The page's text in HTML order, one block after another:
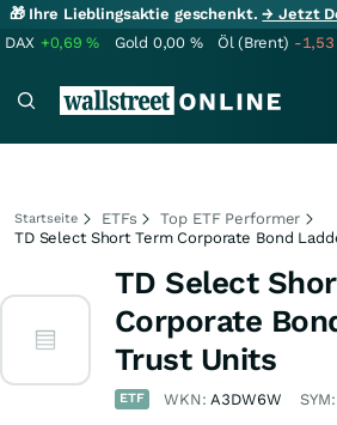
🎁 Ihre Lieblingsaktie geschenkt.→ Jetzt
DAX +0,69% Gold 0,00 % Öl (Brent) -
Startseite ETFs
Top ETF Performer
TD Select Short Term Corporate Bond
TD Select
Corporate
Trust Units
ETF WKN:A3DW6W SYM: